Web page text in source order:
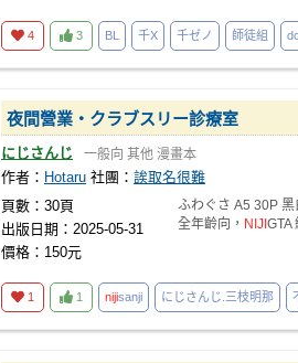
4 3 BL 千X 千ゼノ 師徒組
夜間營業・クラブスリー診療室
にじさんじ 一般向 其他 漫畫本
作者： Hotaru 社團： 誒取名很難
頁數：30頁
出版日期：2025-05-31
價格：150元
ふわぐさ A5 30P
全年齡向， NIJI GTA
1 1 nijisanji にじさんじ.三枝明那